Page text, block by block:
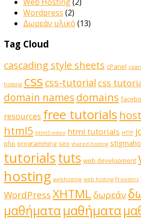
Wordpress (2)
Δωρεάν υλικό (13)
Tag Cloud
cascading style sheets cPanel
hosting css css-tutorial css
domain names domains
resources free tutorials
html5 html5 video html tutorials HTTP
php programming seo shared hosting
tutorialstuts web development
hosting webhosting web hosting Providers
WordPressXHTML δωρεάν
μαθήματαμαθήματα